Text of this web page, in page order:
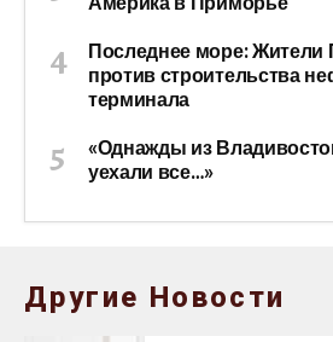
Последнее море:
против строительства
терминала
«Однажды из
уехали все…»
Другие Новости